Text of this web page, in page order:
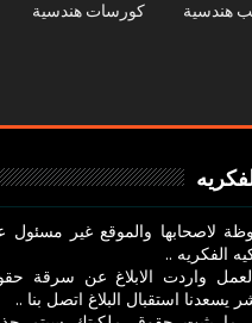
هندسية كورسات هندسية
لاصحابها والموقع غير مسئول
الفكريه ..
واردت الابلاغ عن سرقة
يسعدنا استقبال البلاغ اتصل بنا ..